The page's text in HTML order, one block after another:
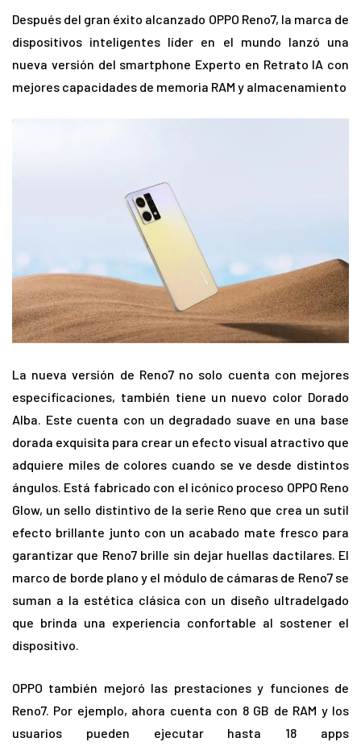
Después del gran éxito alcanzado OPPO Reno7, la marca de
dispositivos inteligentes líder en el mundo lanzó una
nueva versión del smartphone Experto en Retrato IA con
mejores capacidades de memoria RAM y almacenamiento
La nueva versión de Reno7 no solo cuenta con mejores
especificaciones, también tiene un nuevo color Dorado
Alba. Este cuenta con un degradado suave en una base
dorada exquisita para crear un efecto visual atractivo que
adquiere miles de colores cuando se ve desde distintos
ángulos. Está fabricado con el icónico proceso OPPO Reno
Glow, un sello distintivo de la serie Reno que crea un sutil
efecto brillante junto con un acabado mate fresco para
garantizar que Reno7 brille sin dejar huellas dactilares. El
marco de borde plano y el módulo de cámaras de Reno7 se
suman a la estética clásica con un diseño ultradelgado
que brinda una experiencia confortable al sostener el
dispositivo.
OPPO también mejoró las prestaciones y funciones de
Reno7. Por ejemplo, ahora cuenta con 8 GB de RAM y los
usuarios pueden ejecutar hasta 18 apps